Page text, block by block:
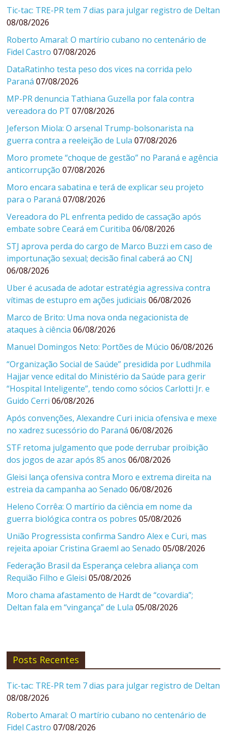
Tic-tac: TRE-PR tem 7 dias para julgar registro de Deltan
08/08/2026
Roberto Amaral: O martírio cubano no centenário de
Fidel Castro 07/08/2026
DataRatinho testa peso dos vices na corrida pelo
Paraná 07/08/2026
MP-PR denuncia Tathiana Guzella por fala contra
vereadora do PT 07/08/2026
Jeferson Miola: O arsenal Trump-bolsonarista na
guerra contra a reeleição de Lula 07/08/2026
Moro promete “choque de gestão” no Paraná e agência
anticorrupção 07/08/2026
Moro encara sabatina e terá de explicar seu projeto
para o Paraná 07/08/2026
Vereadora do PL enfrenta pedido de cassação após
embate sobre Ceará em Curitiba 06/08/2026
STJ aprova perda do cargo de Marco Buzzi em caso de
importunação sexual; decisão final caberá ao CNJ
06/08/2026
Uber é acusada de adotar estratégia agressiva contra
vítimas de estupro em ações judiciais 06/08/2026
Marco de Brito: Uma nova onda negacionista de
ataques à ciência 06/08/2026
Manuel Domingos Neto: Portões de Múcio 06/08/2026
“Organização Social de Saúde” presidida por Ludhmila
Hajjar vence edital do Ministério da Saúde para gerir
“Hospital Inteligente”, tendo como sócios Carlotti Jr. e
Guido Cerri 06/08/2026
Após convenções, Alexandre Curi inicia ofensiva e mexe
no xadrez sucessório do Paraná 06/08/2026
STF retoma julgamento que pode derrubar proibição
dos jogos de azar após 85 anos 06/08/2026
Gleisi lança ofensiva contra Moro e extrema direita na
estreia da campanha ao Senado 06/08/2026
Heleno Corrêa: O martírio da ciência em nome da
guerra biológica contra os pobres 05/08/2026
União Progressista confirma Sandro Alex e Curi, mas
rejeita apoiar Cristina Graeml ao Senado 05/08/2026
Federação Brasil da Esperança celebra aliança com
Requião Filho e Gleisi 05/08/2026
Moro chama afastamento de Hardt de “covardia”;
Deltan fala em “vingança” de Lula 05/08/2026
Posts Recentes
Tic-tac: TRE-PR tem 7 dias para julgar registro de Deltan
08/08/2026
Roberto Amaral: O martírio cubano no centenário de
Fidel Castro 07/08/2026